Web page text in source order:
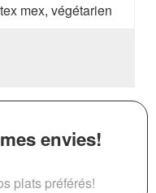
mex, végétarien
envies!
plats préférés!